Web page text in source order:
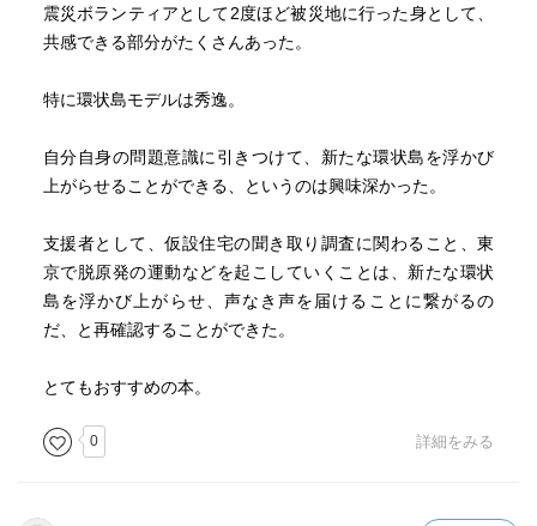
震災ボランティアとして2度ほど被災地に行った身として、
共感できる部分がたくさんあった。
特に環状島モデルは秀逸。
自分自身の問題意識に引きつけて、新たな環状島を浮かび
上がらせることができる、というのは興味深かった。
支援者として、仮設住宅の聞き取り調査に関わること、東
京で脱原発の運動などを起こしていくことは、新たな環状
島を浮かび上がらせ、声なき声を届けることに繋がるの
だ、と再確認することができた。
とてもおすすめの本。
0 詳細をみる